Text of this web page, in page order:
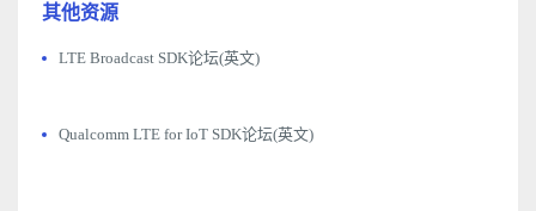
其他资源
LTE Broadcast SDK论坛(英文)
Qualcomm LTE for IoT SDK论坛(英文)